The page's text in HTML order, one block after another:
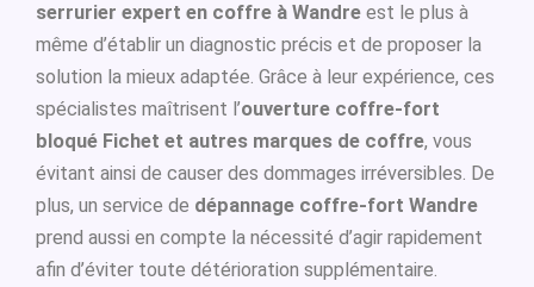
serrurier expert en coffre à Wandre est le plus à
même d’établir un diagnostic précis et de proposer la
solution la mieux adaptée. Grâce à leur expérience, ces
spécialistes maîtrisent l’ouverture coffre-fort
bloqué Fichet et autres marques de coffre, vous
évitant ainsi de causer des dommages irréversibles. De
plus, un service de dépannage coffre-fort Wandre
prend aussi en compte la nécessité d’agir rapidement
afin d’éviter toute détérioration supplémentaire.